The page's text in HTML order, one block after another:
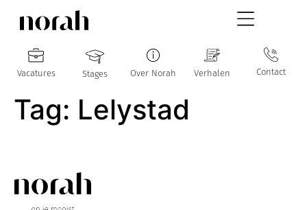
Vacatures Stages Over Norah Verhalen Contact
Tag: Lelystad